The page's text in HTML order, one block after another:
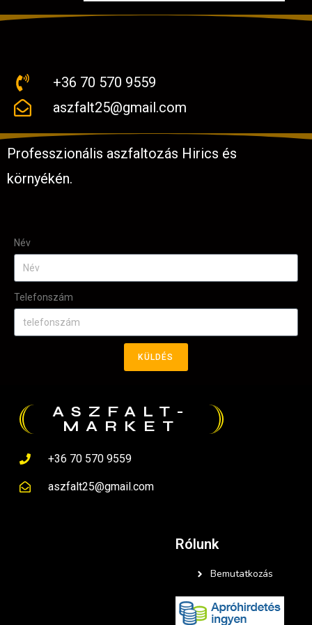
+36 70 570 9559
aszfalt25@gmail.com
Professzionális aszfaltozás Hirics és
környékén.
Név
Telefonszám
KÜLDÉS
ASZFALT-
MARKET
+36 70 570 9559
aszfalt25@gmail.com
Rólunk
Bemutatkozás